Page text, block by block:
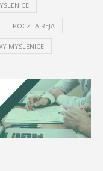
POCZTA REJA
MYSLENICE